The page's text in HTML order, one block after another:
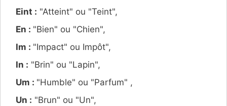
Eint : "Atteint" ou "Teint",
En : "Bien" ou "Chien",
Im : "Impact" ou Impôt",
In : "Brin" ou "Lapin",
Um : "Humble" ou "Parfum" ,
Un : "Brun" ou "Un",